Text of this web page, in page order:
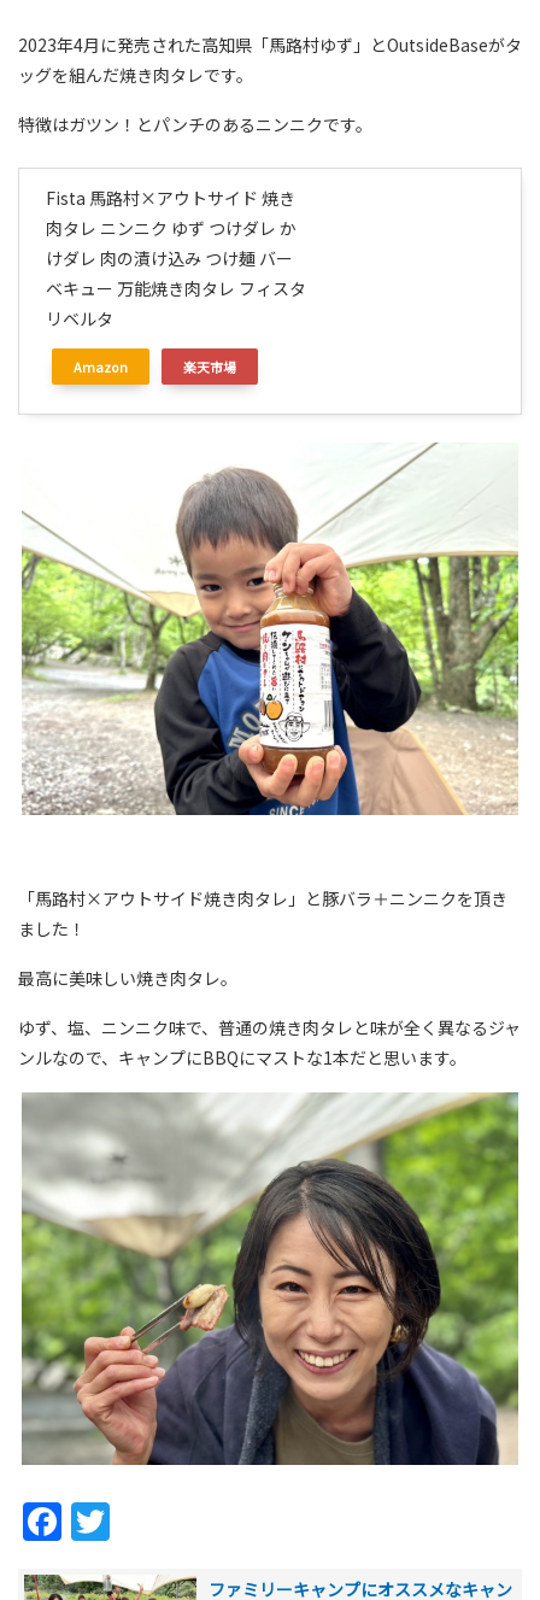
2023年4月に発売された高知県「馬路村ゆず」とOutsideBaseがタ
ッグを組んだ焼き肉タレです。
特徴はガツン！とパンチのあるニンニクです。
Fista 馬路村×アウトサイド 焼き
肉タレ ニンニク ゆず つけダレ か
けダレ 肉の漬け込み つけ麺 バー
ベキュー 万能焼き肉タレ フィスタ
リベルタ
Amazon 楽天市場
「馬路村×アウトサイド焼き肉タレ」と豚バラ＋ニンニクを頂き
ました！
最高に美味しい焼き肉タレ。
ゆず、塩、ニンニク味で、普通の焼き肉タレと味が全く異なるジャ
ンルなので、キャンプにBBQにマストな1本だと思います。
Facebook
ファミリーキャンプにオススメなキャン